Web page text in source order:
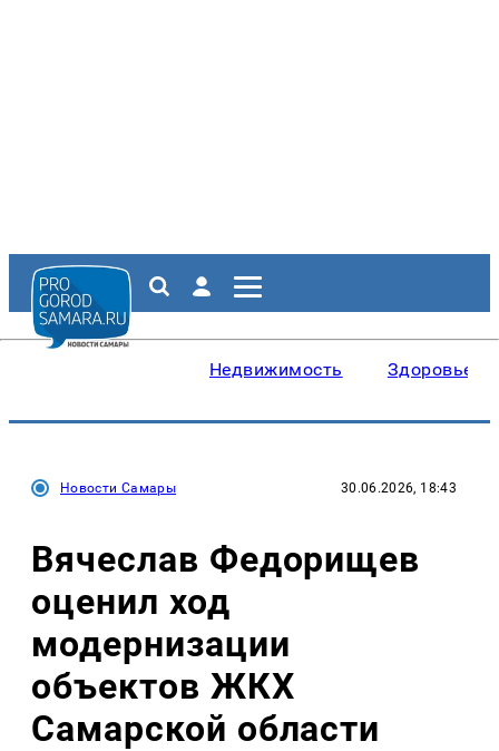
Недвижимость Здоровье
Новости Самары 30.06.2026, 18:43
Вячеслав Федорищев
оценил ход
модернизации
объектов ЖКХ
Самарской области